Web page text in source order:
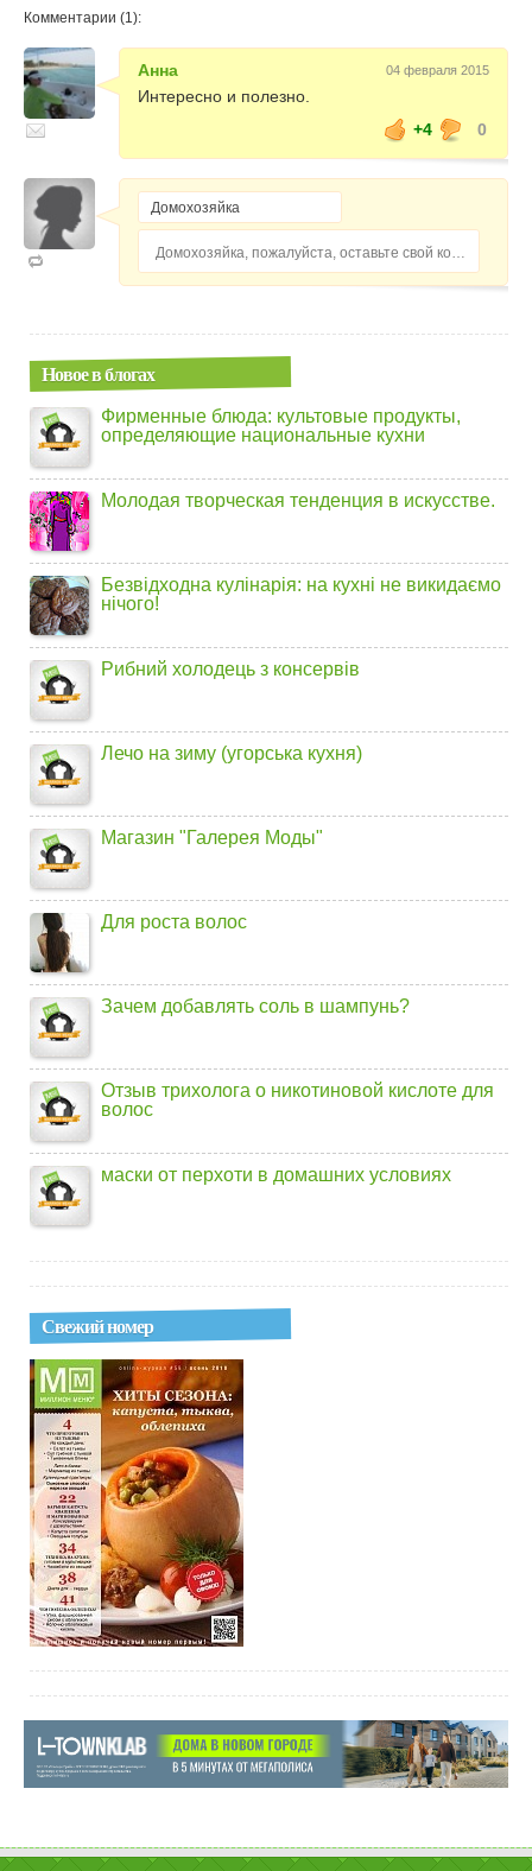
Комментарии (1):
Анна 04 февраля 2015
Интересно и полезно.
+4
0
Домохозяйка, пожалуйста, оставьте свой комментарий...
Новое в блогах
Фирменные блюда: культовые продукты,
определяющие национальные кухни
Молодая творческая тенденция в искусстве.
Безвідходна кулінарія: на кухні не викидаємо
нічого!
Рибний холодець з консервів
Лечо на зиму (угорська кухня)
Магазин "Галерея Моды"
Для роста волос
Зачем добавлять соль в шампунь?
Отзыв трихолога о никотиновой кислоте для
волос
маски от перхоти в домашних условиях
Свежий номер